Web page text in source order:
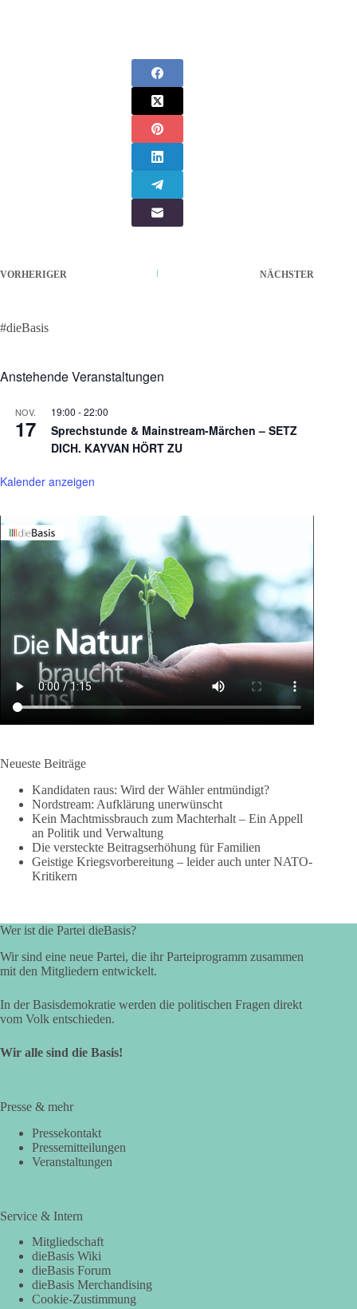
VORHERIGER NÄCHSTER
#dieBasis
Anstehende Veranstaltungen
NOV.
17
19:00 -22:00
Sprechstunde & Mainstream-Märchen – SETZ
DICH. KAYVAN HÖRT ZU
Kalender anzeigen
Neueste Beiträge
Kandidaten raus: Wird der Wähler entmündigt?
Nordstream: Aufklärung unerwünscht
Kein Machtmissbrauch zum Machterhalt – Ein Appell
an Politik und Verwaltung
Die versteckte Beitragserhöhung für Familien
Geistige Kriegsvorbereitung – leider auch unter NATO-
Kritikern
Wer ist die Partei dieBasis?
Wir sind eine neue Partei, die ihr Parteiprogramm zusammen
mit den Mitgliedern entwickelt.
In der Basisdemokratie werden die politischen Fragen direkt
vom Volk entschieden.
Wir alle sind die Basis!
Presse & mehr
Pressekontakt
Pressemitteilungen
Veranstaltungen
Service & Intern
Mitgliedschaft
dieBasis Wiki
dieBasis Forum
dieBasis Merchandising
Cookie-Zustimmung